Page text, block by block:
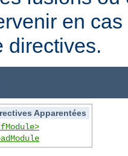
en
directives.
Apparentées